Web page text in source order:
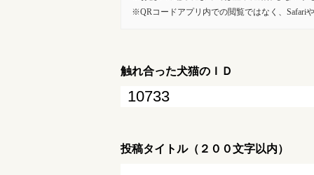
QRコードアプリ内での閲覧ではなく、Safari
触れ合った犬猫のＩＤ
投稿タイトル（２００文字以内）